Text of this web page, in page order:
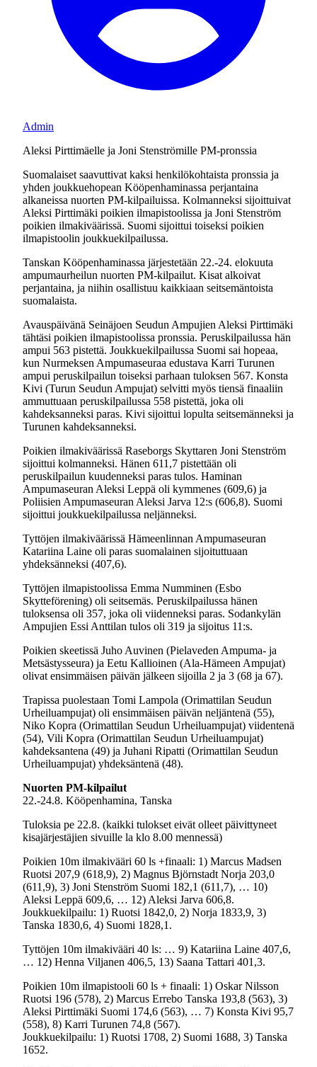
Admin
Aleksi Pirttimäelle ja Joni Stenströmille PM-pronssia
Suomalaiset saavuttivat kaksi henkilökohtaista pronssia ja
yhden joukkuehopean Kööpenhaminassa perjantaina
alkaneissa nuorten PM-kilpailuissa. Kolmanneksi sijoittuivat
Aleksi Pirttimäki poikien ilmapistoolissa ja Joni Stenström
poikien ilmakiväärissä. Suomi sijoittui toiseksi poikien
ilmapistoolin joukkuekilpailussa.
Tanskan Kööpenhaminassa järjestetään 22.-24. elokuuta
ampumaurheilun nuorten PM-kilpailut. Kisat alkoivat
perjantaina, ja niihin osallistuu kaikkiaan seitsemäntoista
suomalaista.
Avauspäivänä Seinäjoen Seudun Ampujien Aleksi Pirttimäki
tähtäsi poikien ilmapistoolissa pronssia. Peruskilpailussa hän
ampui 563 pistettä. Joukkuekilpailussa Suomi sai hopeaa,
kun Nurmeksen Ampumaseuraa edustava Karri Turunen
ampui peruskilpailun toiseksi parhaan tuloksen 567. Konsta
Kivi (Turun Seudun Ampujat) selvitti myös tiensä finaaliin
ammuttuaan peruskilpailussa 558 pistettä, joka oli
kahdeksanneksi paras. Kivi sijoittui lopulta seitsemänneksi ja
Turunen kahdeksanneksi.
Poikien ilmakiväärissä Raseborgs Skyttaren Joni Stenström
sijoittui kolmanneksi. Hänen 611,7 pistettään oli
peruskilpailun kuudenneksi paras tulos. Haminan
Ampumaseuran Aleksi Leppä oli kymmenes (609,6) ja
Poliisien Ampumaseuran Aleksi Jarva 12:s (606,8). Suomi
sijoittui joukkuekilpailussa neljänneksi.
Tyttöjen ilmakiväärissä Hämeenlinnan Ampumaseuran
Katariina Laine oli paras suomalainen sijoituttuaan
yhdeksänneksi (407,6).
Tyttöjen ilmapistoolissa Emma Numminen (Esbo
Skytteförening) oli seitsemäs. Peruskilpailussa hänen
tuloksensa oli 357, joka oli viidenneksi paras. Sodankylän
Ampujien Essi Anttilan tulos oli 319 ja sijoitus 11:s.
Poikien skeetissä Juho Auvinen (Pielaveden Ampuma- ja
Metsästysseura) ja Eetu Kallioinen (Ala-Hämeen Ampujat)
olivat ensimmäisen päivän jälkeen sijoilla 2 ja 3 (68 ja 67).
Trapissa puolestaan Tomi Lampola (Orimattilan Seudun
Urheiluampujat) oli ensimmäisen päivän neljäntenä (55),
Niko Kopra (Orimattilan Seudun Urheiluampujat) viidentenä
(54), Vili Kopra (Orimattilan Seudun Urheiluampujat)
kahdeksantena (49) ja Juhani Ripatti (Orimattilan Seudun
Urheiluampujat) yhdeksäntenä (48).
Nuorten PM-kilpailut
22.-24.8. Kööpenhamina, Tanska
Tuloksia pe 22.8. (kaikki tulokset eivät olleet päivittyneet
kisajärjestäjien sivuille la klo 8.00 mennessä)
Poikien 10m ilmakivääri 60 ls +finaali: 1) Marcus Madsen
Ruotsi 207,9 (618,9), 2) Magnus Björnstadt Norja 203,0
(611,9), 3) Joni Stenström Suomi 182,1 (611,7), … 10)
Aleksi Leppä 609,6, … 12) Aleksi Jarva 606,8.
Joukkuekilpailu: 1) Ruotsi 1842,0, 2) Norja 1833,9, 3)
Tanska 1830,6, 4) Suomi 1828,1.
Tyttöjen 10m ilmakivääri 40 ls: … 9) Katariina Laine 407,6,
… 12) Henna Viljanen 406,5, 13) Saana Tattari 401,3.
Poikien 10m ilmapistooli 60 ls + finaali: 1) Oskar Nilsson
Ruotsi 196 (578), 2) Marcus Errebo Tanska 193,8 (563), 3)
Aleksi Pirttimäki Suomi 174,6 (563), … 7) Konsta Kivi 95,7
(558), 8) Karri Turunen 74,8 (567).
Joukkuekilpailu: 1) Ruotsi 1708, 2) Suomi 1688, 3) Tanska
1652.